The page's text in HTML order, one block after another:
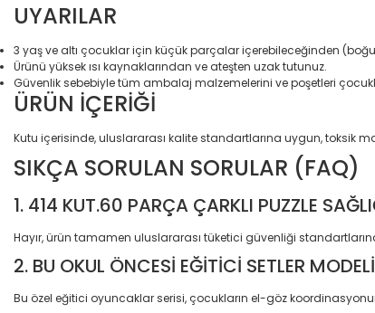
UYARILAR
3 yaş ve altı çocuklar için küçük parçalar içerebileceğinden
Ürünü yüksek ısı kaynaklarından ve ateşten uzak tutunuz.
Güvenlik sebebiyle tüm ambalaj malzemelerini ve poşetleri
ÜRÜN İÇERİĞİ
Kutu içerisinde, uluslararası kalite standartlarına uygun, toksik
SIKÇA SORULAN SORULAR (FAQ)
1. 414 KUT.60 PARÇA ÇARKLI PUZZLE
Hayır, ürün tamamen uluslararası tüketici güvenliği
2. BU OKUL ÖNCESİ EĞİTİCİ SETLER
Bu özel eğitici oyuncaklar serisi, çocukların el-göz